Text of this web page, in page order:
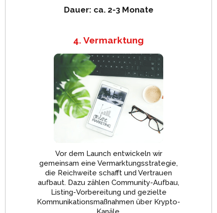
Dauer: ca. 2-3 Monate
4. Vermarktung
Vor dem Launch entwickeln wir
gemeinsam eine Vermarktungsstrategie,
die Reichweite schafft und Vertrauen
aufbaut. Dazu zählen Community-Aufbau,
Listing-Vorbereitung und gezielte
Kommunikationsmaßnahmen über Krypto-